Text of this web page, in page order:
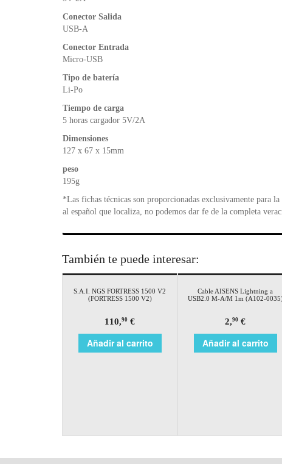
Conector Salida
USB-A
Conector Entrada
Micro-USB
Tipo de batería
Li-Po
Tiempo de carga
5 horas cargador 5V/2A
Dimensiones
127 x 67 x 15mm
peso
195g
*Las fichas técnicas son proporcionadas exclusivamente para
al español que localiza, no podemos dar fe de la completa
También te puede interesar:
S.A.I. NGS FORTRESS 1500 V2
(FORTRESS 1500 V2)
110,90 €
Añadir al carrito
Cable AISENS Lightning a
USB2.0 M-A/M 1m (A102-
2,90 €
Añadir al carrito